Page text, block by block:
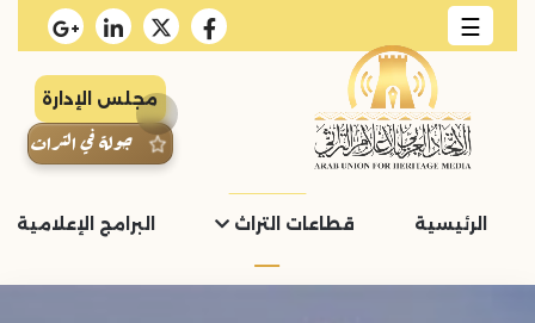
☰
مجلس الإدارة
جولة في التراث
الرئيسية قطاعات التراث البرامج الإعلامية